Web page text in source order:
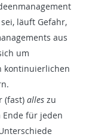
läuft Gefahr,
aus
um
kontinuierlichen
(fast) alles zu
für jeden